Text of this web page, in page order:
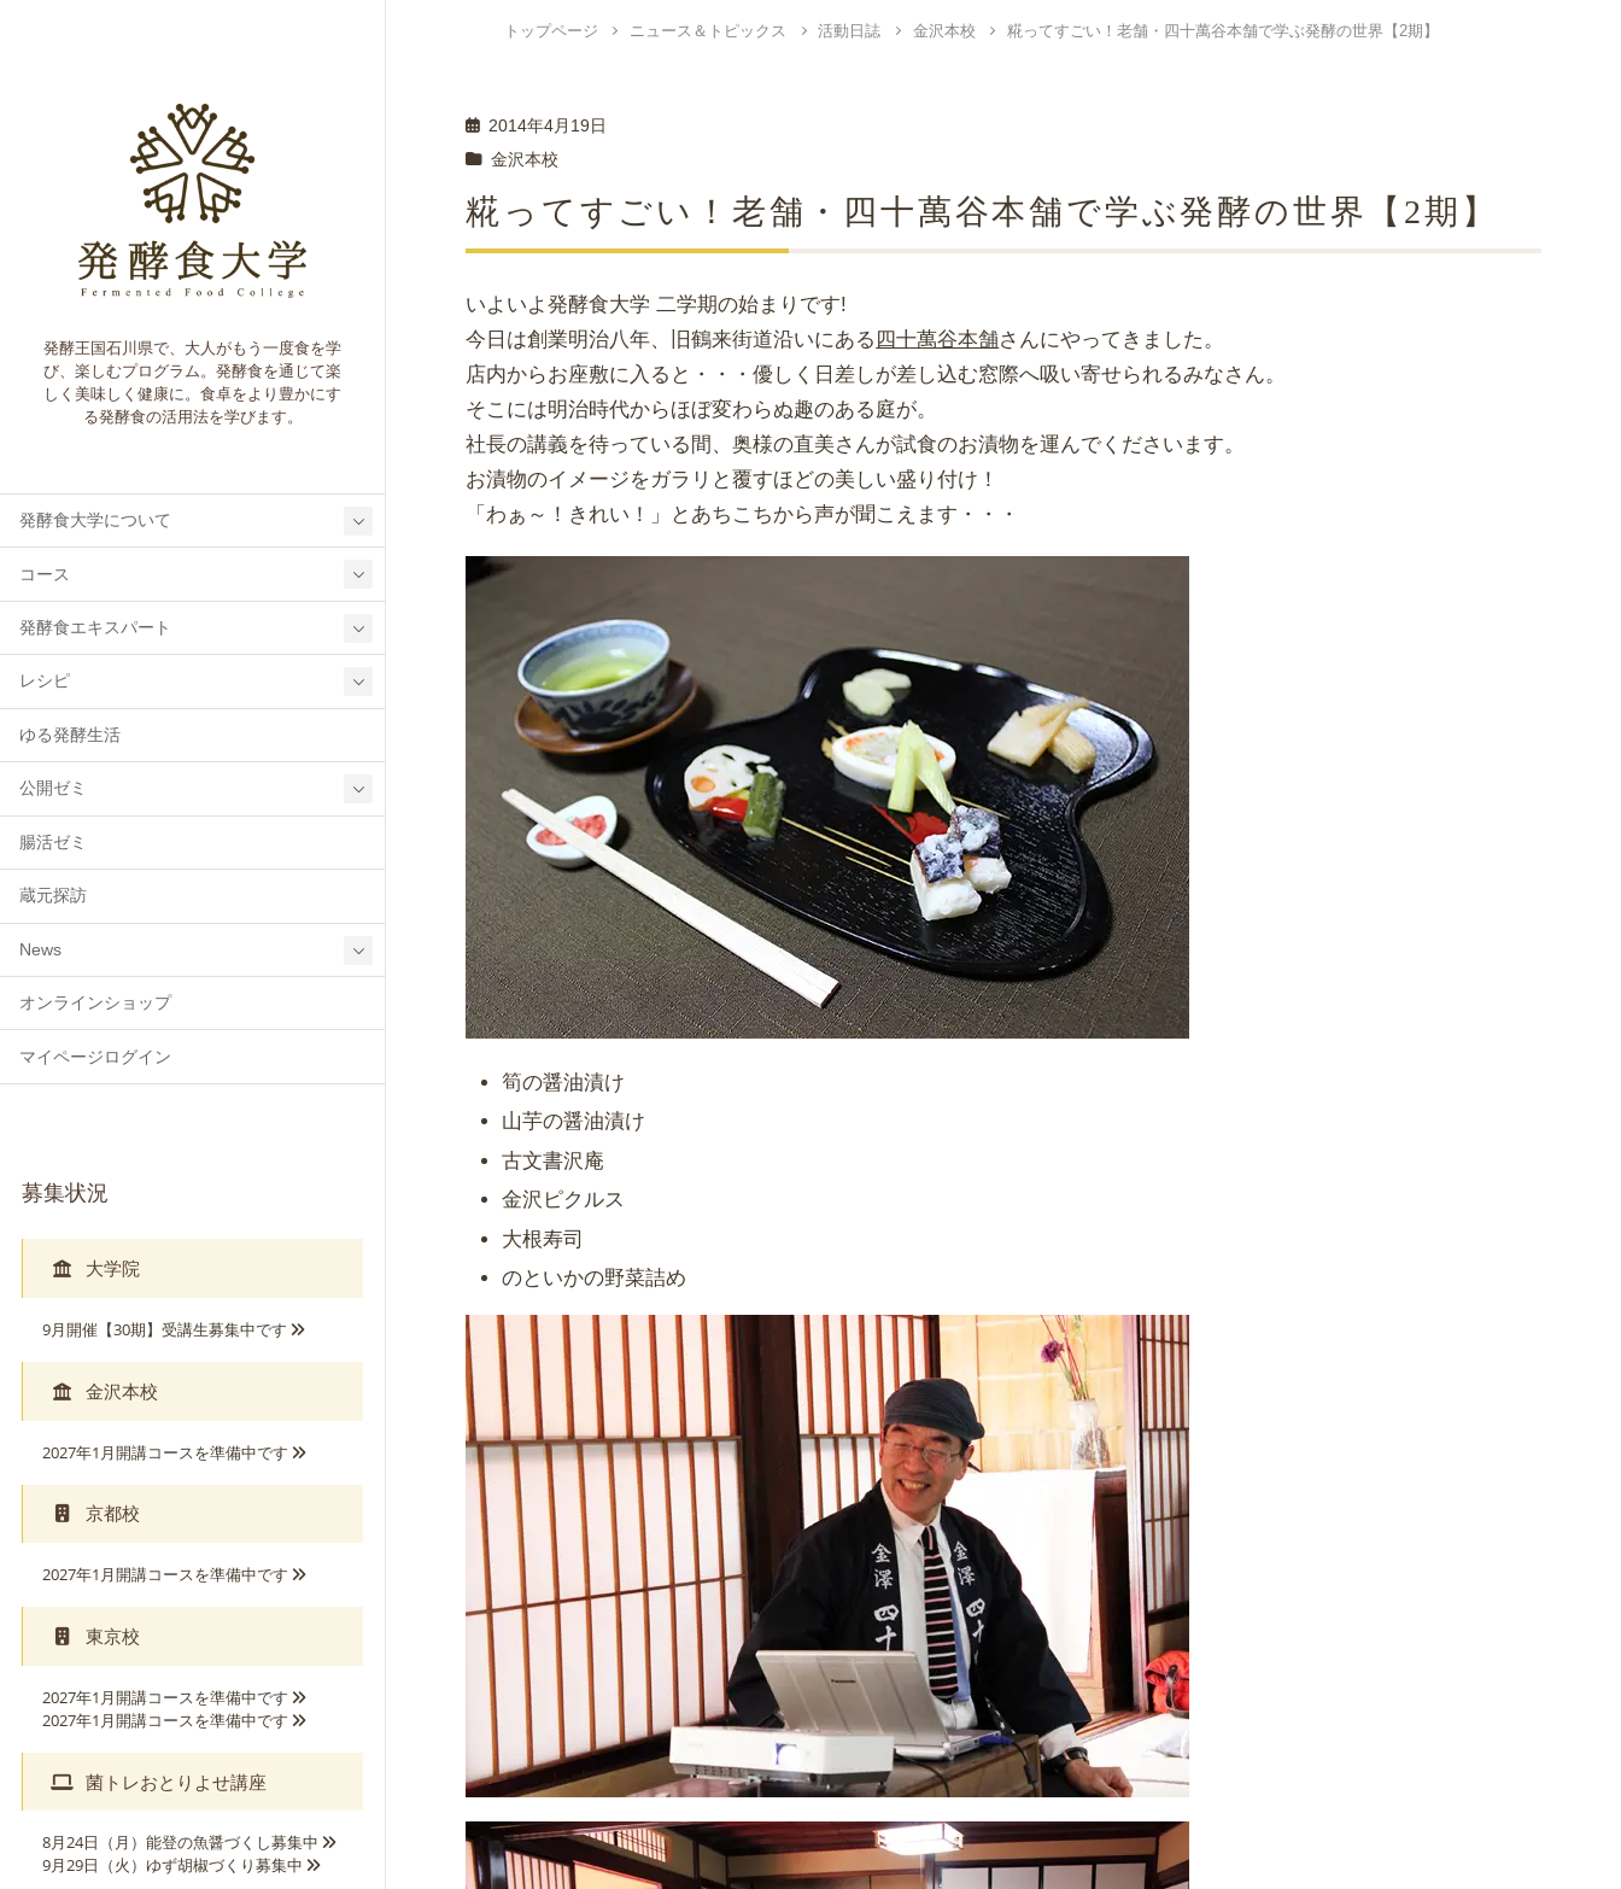
発酵王国石川県で、大人がもう一度食を学
び、楽しむプログラム。発酵食を通じて楽
しく美味しく健康に。食卓をより豊かにす
る発酵食の活用法を学びます。
発酵食大学について
コース
発酵食エキスパート
レシピ
ゆる発酵生活
公開ゼミ
腸活ゼミ
蔵元探訪
News
オンラインショップ
マイページログイン
募集状況
大学院
9月開催【30期】受講生募集中です
金沢本校
2027年1月開講コースを準備中です
京都校
2027年1月開講コースを準備中です
東京校
2027年1月開講コースを準備中です
2027年1月開講コースを準備中です
菌トレおとりよせ講座
8月24日（月）能登の魚醤づくし募集中
9月29日（火）ゆず胡椒づくり募集中
トップページ ニュース＆トピックス 活動日誌 金沢本校 糀ってすごい！老舗・四十萬谷本舗で学ぶ発酵の世界【2期】
2014年4月19日
金沢本校
糀ってすごい！老舗・四十萬谷本舗で学ぶ発酵の世界【2期】
いよいよ発酵食大学 二学期の始まりです!
今日は創業明治八年、旧鶴来街道沿いにある 四十萬谷本舗さんにやってきました。
店内からお座敷に入ると・・・優しく日差しが差し込む窓際へ吸い寄せられるみなさん。
そこには明治時代からほぼ変わらぬ趣のある庭が。
社長の講義を待っている間、奥様の直美さんが試食のお漬物を運んでくださいます。
お漬物のイメージをガラリと覆すほどの美しい盛り付け！
「わぁ～！きれい！」とあちこちから声が聞こえます・・・
筍の醤油漬け
山芋の醤油漬け
古文書沢庵
金沢ピクルス
大根寿司
のといかの野菜詰め